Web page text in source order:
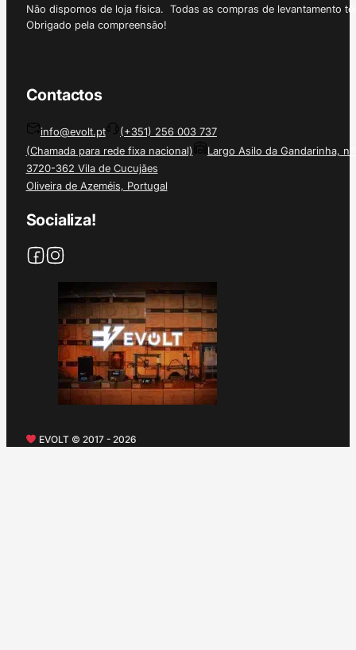
Não dispomos de loja física. Todas as compras de levantamento
Obrigado pela compreensão!
Contactos
info@evolt.pt
(+351) 256 003 737
(Chamada para rede fixa nacional)
Largo Asilo da Gandarinha, nº
3720-362 Vila de Cucujães
Oliveira de Azeméis, Portugal
Socializa!
EVOLT © 2017 - 2026